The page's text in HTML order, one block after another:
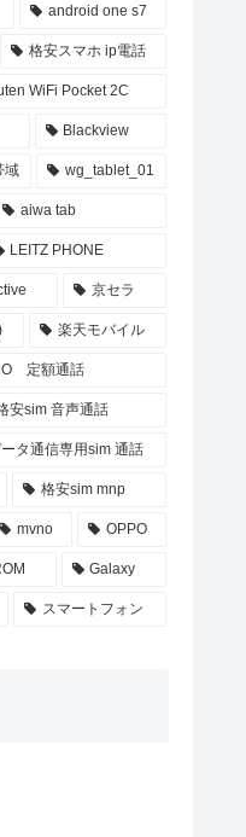
android one s7
格安スマホ ip電話
WiFi Pocket 2C
Blackview
域 wg_tablet_01
aiwa tab
LEITZ PHONE
京セラ
楽天モバイル
定額通話
安sim 音声通話
タ通信専用sim 通話
格安sim mnp
mvno OPPO
Galaxy
スマートフォン